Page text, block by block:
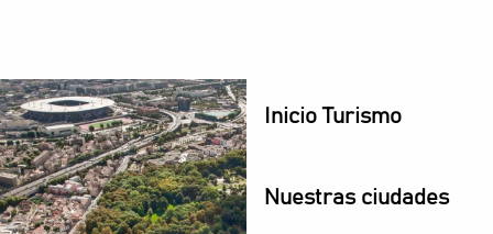
principal
Inicio Turismo
Nuestras ciudades